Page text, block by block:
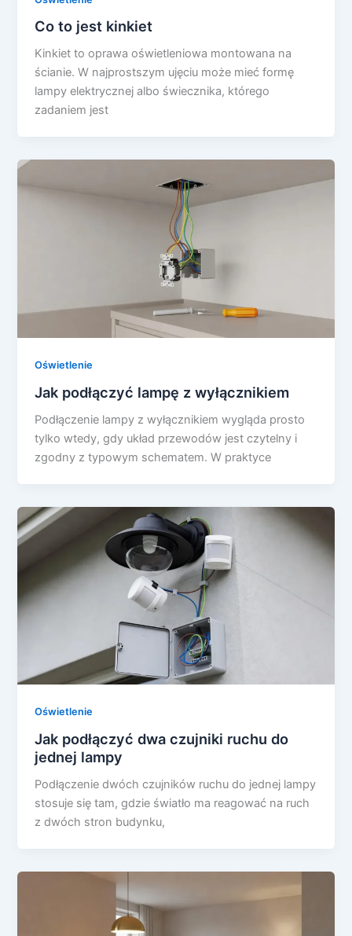
Co to jest kinkiet
Kinkiet to oprawa oświetleniowa montowana na
ścianie. W najprostszym ujęciu może mieć formę
lampy elektrycznej albo świecznika, którego
zadaniem jest
Oświetlenie
Jak podłączyć lampę z wyłącznikiem
Podłączenie lampy z wyłącznikiem wygląda prosto
tylko wtedy, gdy układ przewodów jest czytelny i
zgodny z typowym schematem. W praktyce
Oświetlenie
Jak podłączyć dwa czujniki ruchu do
jednej lampy
Podłączenie dwóch czujników ruchu do jednej lampy
stosuje się tam, gdzie światło ma reagować na ruch
z dwóch stron budynku,